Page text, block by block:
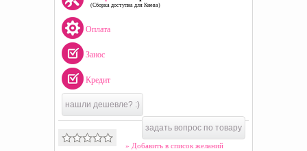
(Сборка доступна для Киева)
Оплата
Занос
Кредит
нашли дешевле? :)
задать вопрос по товару
» Добавить в список желаний